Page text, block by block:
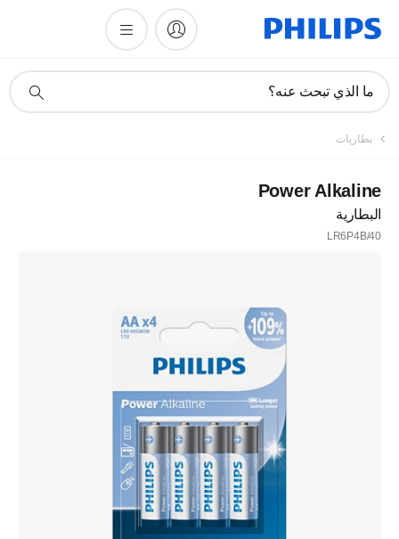
دعم
ما الذي تبحث عنه؟
بطاريات
Power Alkaline
البطارية
LR6P4B/40